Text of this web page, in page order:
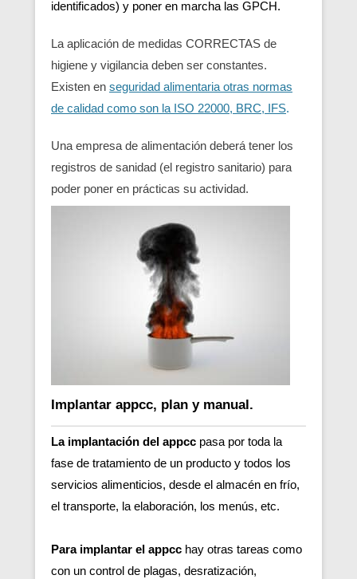
identificados) y poner en marcha las GPCH.
La aplicación de medidas CORRECTAS de
higiene y vigilancia deben ser constantes.
Existen en seguridad alimentaria otras normas
de calidad como son la ISO 22000, BRC, IFS.
Una empresa de alimentación deberá tener los
registros de sanidad (el registro sanitario) para
poder poner en prácticas su actividad.
Implantar appcc, plan y manual.
La implantación del appcc pasa por toda la
fase de tratamiento de un producto y todos los
servicios alimenticios, desde el almacén en frío,
el transporte, la elaboración, los menús, etc.
Para implantar el appcc hay otras tareas como
con un control de plagas, desratización,